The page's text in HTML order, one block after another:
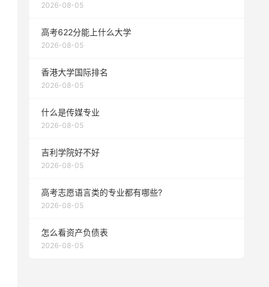
2026-08-05
高考622分能上什么大学
2026-08-05
香港大学国际排名
2026-08-05
什么是传媒专业
2026-08-05
吉利学院好不好
2026-08-05
高考志愿语言类的专业都有哪些?
2026-08-05
怎么看资产负债表
2026-08-05